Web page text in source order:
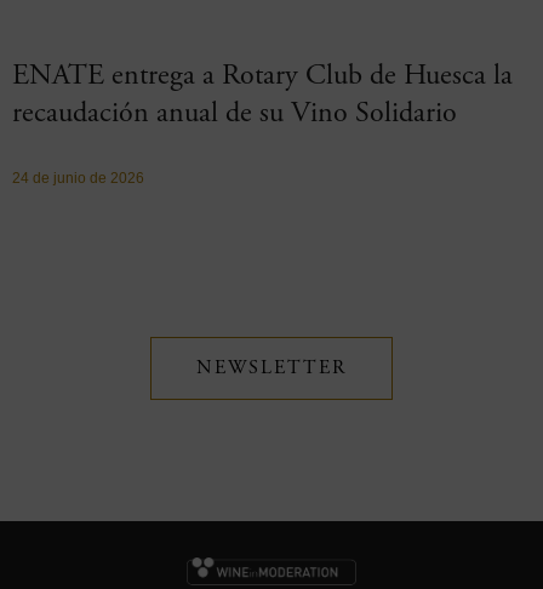
ENATE entrega a Rotary Club de Huesca la
recaudación anual de su Vino Solidario
24 de junio de 2026
NEWSLETTER